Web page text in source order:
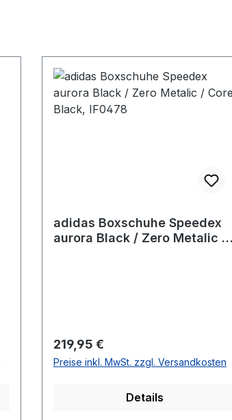
adidas Boxschuhe Speedex
aurora Black / Zero Metalic /
Regulärer Preis:
219,95 €
Preise inkl. MwSt. zzgl. Versandkosten
Details